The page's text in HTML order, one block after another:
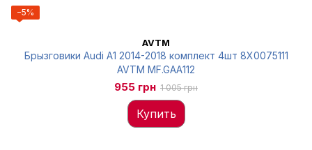
−5%
AVTM
Брызговики Audi A1 2014-2018 комплект 4шт 8X0075111
AVTM MF.GAA112
955 грн 1 005 грн
Купить